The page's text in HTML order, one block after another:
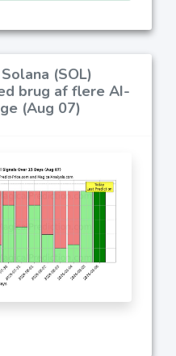
(SOL)
brug af flere AI-
(Aug 07)